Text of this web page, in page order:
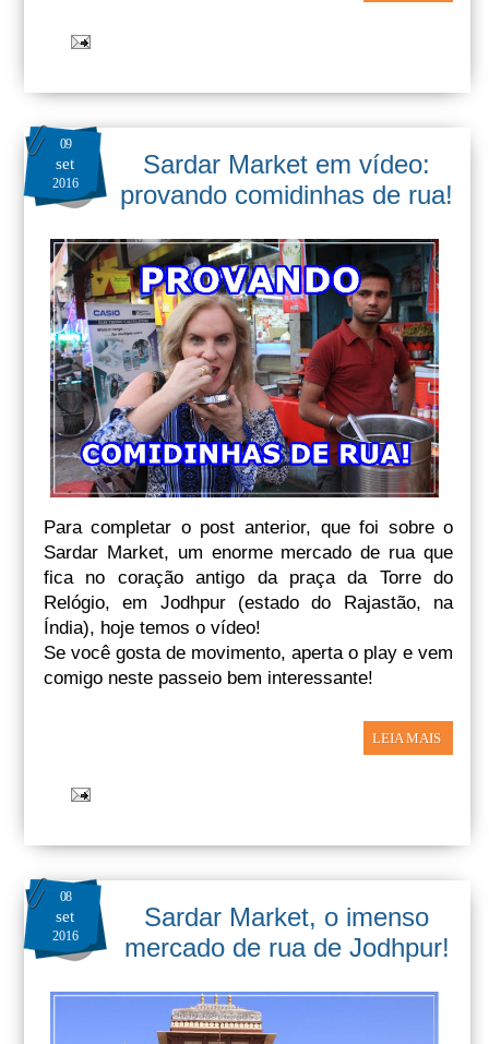
09
set
2016
Sardar Market em vídeo:
provando comidinhas de rua!
Para completar o post anterior, que foi sobre o
Sardar Market, um enorme mercado de rua que
fica no coração antigo da praça da Torre do
Relógio, em Jodhpur (estado do Rajastão, na
Índia), hoje temos o vídeo!
Se você gosta de movimento, aperta o play e vem
comigo neste passeio bem interessante!
LEIA MAIS
08
set
2016
Sardar Market, o imenso
mercado de rua de Jodhpur!